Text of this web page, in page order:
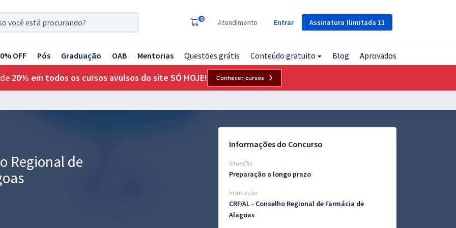
Assinatura Ilimitada 11
0 Atendimento Entrar
OFF Pós Graduação OAB Mentorias Questões grátis Conteúdo gratuito Blog Aprovados
20% em todos os cursos avulsos do site SÓ HOJE! Conhecer cursos
Regional de
Informações do Concurso
Situação
Preparação a longo prazo
Instituição
CRF/AL - Conselho Regional de Farmácia de
Alagoas